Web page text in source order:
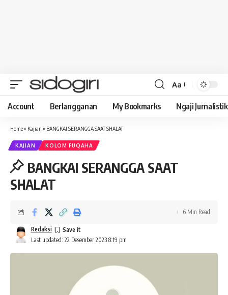
Font
Resizer
Aa
Account Berlangganan My Bookmarks Ngaji Jurnalistik
Home» Kajian » BANGKAI SERANGGA SAAT SHALAT
KAJIAN KOLOM FUQAHA
BANGKAI SERANGGA SAAT
SHALAT
Last updated: 22 Desember 2023 8:19 pm
Redaksi
6 Min Read